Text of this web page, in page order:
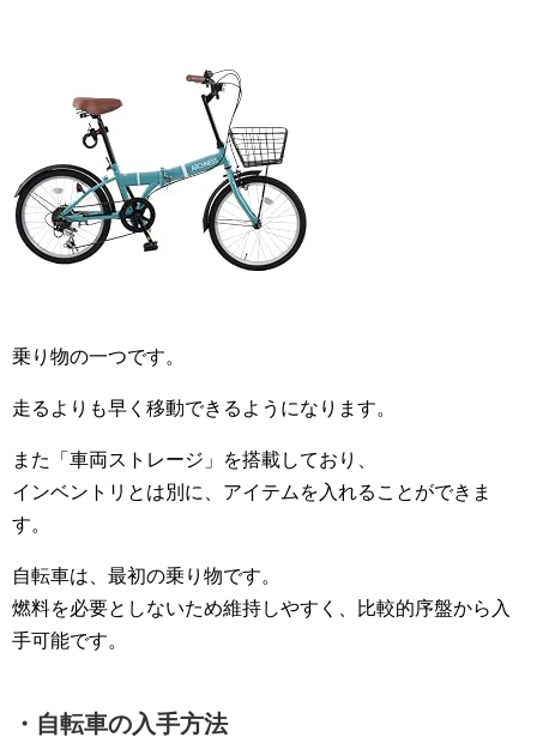
乗り物の一つです。
走るよりも早く移動できるようになります。
また「車両ストレージ」を搭載しており、
インベントリとは別に、アイテムを入れることができま
す。
自転車は、最初の乗り物です。
燃料を必要としないため維持しやすく、比較的序盤から入
手可能です。
・自転車の入手方法